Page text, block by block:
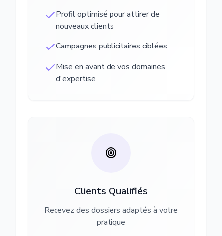
Profil optimisé pour attirer de
nouveaux clients
Campagnes publicitaires ciblées
Mise en avant de vos domaines
d'expertise
Clients Qualifiés
Recevez des dossiers adaptés à votre
pratique